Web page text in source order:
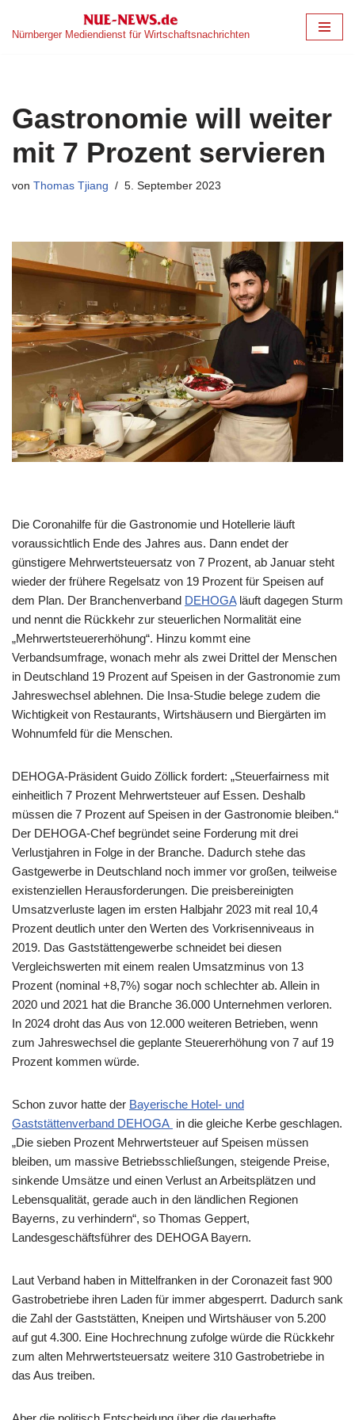
Zum
Nürnberger Mediendienst für Wirtschaftsnachrichten
Gastronomie will weiter
mit 7 Prozent servieren
von Thomas Tjiang 5. September 2023
Die Coronahilfe für die Gastronomie und Hotellerie läuft
voraussichtlich Ende des Jahres aus. Dann endet der
günstigere Mehrwertsteuersatz von 7 Prozent, ab Januar steht
wieder der frühere Regelsatz von 19 Prozent für Speisen auf
dem Plan. Der Branchenverband DEHOGAläuft dagegen Sturm
und nennt die Rückkehr zur steuerlichen Normalität eine
„Mehrwertsteuererhöhung“. Hinzu kommt eine
Verbandsumfrage, wonach mehr als zwei Drittel der Menschen
in Deutschland 19 Prozent auf Speisen in der Gastronomie zum
Jahreswechsel ablehnen. Die Insa-Studie belege zudem die
Wichtigkeit von Restaurants, Wirtshäusern und Biergärten im
Wohnumfeld für die Menschen.
DEHOGA-Präsident Guido Zöllick fordert: „Steuerfairness mit
einheitlich 7 Prozent Mehrwertsteuer auf Essen. Deshalb
müssen die 7 Prozent auf Speisen in der Gastronomie bleiben.“
Der DEHOGA-Chef begründet seine Forderung mit drei
Verlustjahren in Folge in der Branche. Dadurch stehe das
Gastgewerbe in Deutschland noch immer vor großen, teilweise
existenziellen Herausforderungen. Die preisbereinigten
Umsatzverluste lagen im ersten Halbjahr 2023 mit real 10,4
Prozent deutlich unter den Werten des Vorkrisenniveaus in
2019. Das Gaststättengewerbe schneidet bei diesen
Vergleichswerten mit einem realen Umsatzminus von 13
Prozent (nominal +8,7%) sogar noch schlechter ab. Allein in
2020 und 2021 hat die Branche 36.000 Unternehmen verloren.
In 2024 droht das Aus von 12.000 weiteren Betrieben, wenn
zum Jahreswechsel die geplante Steuererhöhung von 7 auf 19
Prozent kommen würde.
Schon zuvor hatte der Bayerische Hotel- und
Gaststättenverband DEHOGA in die gleiche Kerbe geschlagen.
„Die sieben Prozent Mehrwertsteuer auf Speisen müssen
bleiben, um massive Betriebsschließungen, steigende Preise,
sinkende Umsätze und einen Verlust an Arbeitsplätzen und
Lebensqualität, gerade auch in den ländlichen Regionen
Bayerns, zu verhindern“, so Thomas Geppert,
Landesgeschäftsführer des DEHOGA Bayern.
Laut Verband haben in Mittelfranken in der Coronazeit fast 900
Gastrobetriebe ihren Laden für immer abgesperrt. Dadurch sank
die Zahl der Gaststätten, Kneipen und Wirtshäuser von 5.200
auf gut 4.300. Eine Hochrechnung zufolge würde die Rückkehr
zum alten Mehrwertsteuersatz weitere 310 Gastrobetriebe in
das Aus treiben.